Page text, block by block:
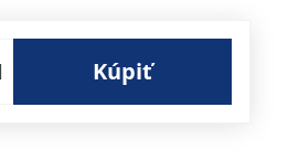
Kúpiť